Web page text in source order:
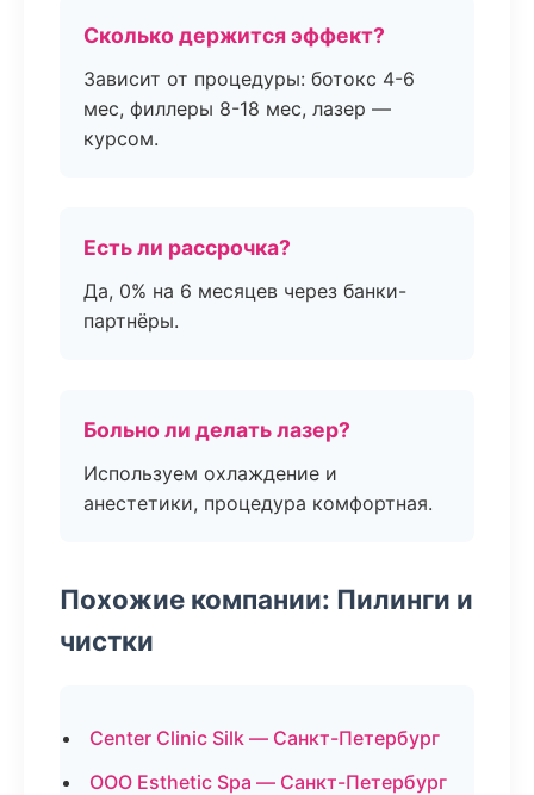
Сколько держится эффект?
Зависит от процедуры: ботокс 4-6
мес, филлеры 8-18 мес, лазер —
курсом.
Есть ли рассрочка?
Да, 0% на 6 месяцев через банки-
партнёры.
Больно ли делать лазер?
Используем охлаждение и
анестетики, процедура комфортная.
Похожие компании: Пилинги и
чистки
Center Clinic Silk — Санкт-Петербург
ООО Esthetic Spa — Санкт-Петербург